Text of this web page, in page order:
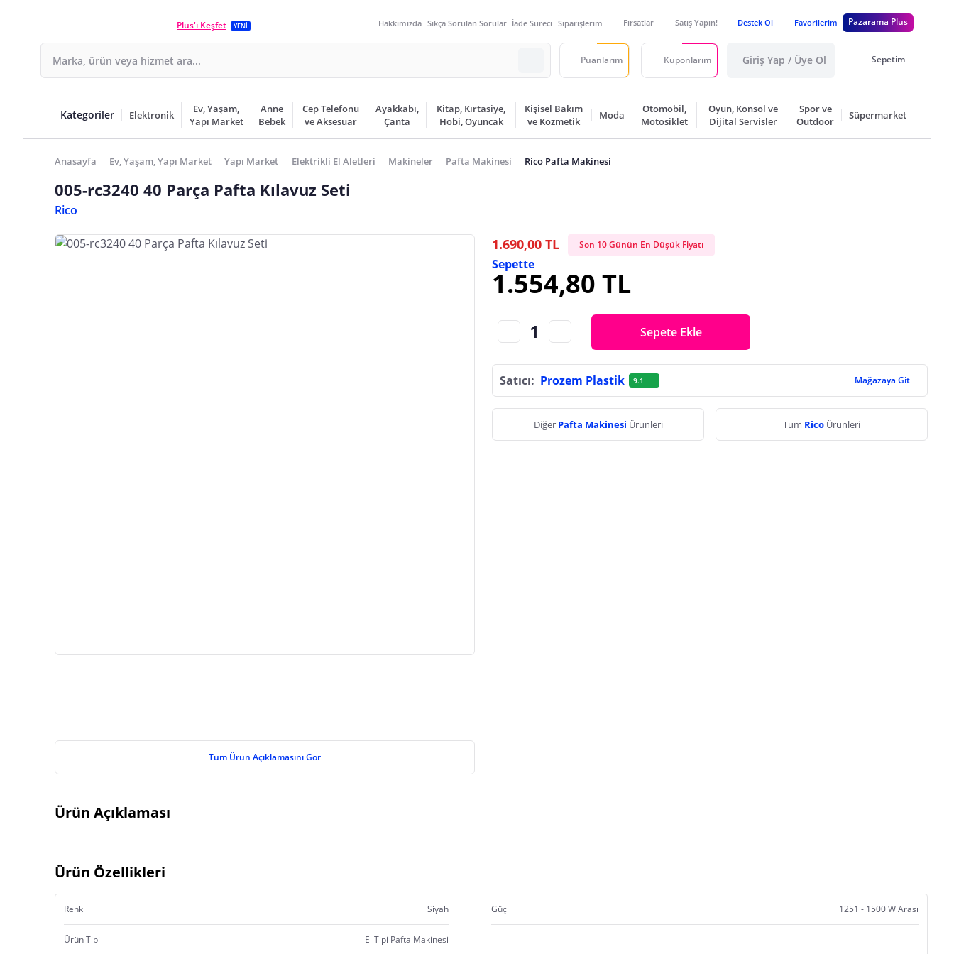
Plus'ı Keşfet YENİ Hakkımızda Sıkça Sorulan Sorular İade Süreci Siparişlerim Fırsatlar Satış Yapın! Destek Ol Favorilerim Pazarama Plus
Puanlarım Kuponlarım Giriş Yap / Üye Ol Sepetim
Kategoriler Elektronik
Ev, Yaşam,
Yapı Market
Anne
Bebek
Cep Telefonu
ve Aksesuar
Ayakkabı,
Çanta
Kitap, Kırtasiye,
Hobi, Oyuncak
Kişisel Bakım
ve Kozmetik
Moda
Otomobil,
Motosiklet
Oyun, Konsol ve
Dijital Servisler
Spor ve
Outdoor
Süpermarket
Anasayfa Ev, Yaşam, Yapı Market Yapı Market Elektrikli El Aletleri Makineler Pafta Makinesi Rico Pafta Makinesi
005-rc3240 40 Parça Pafta Kılavuz Seti
Rico
Tüm Ürün Açıklamasını Gör
1.690,00 TL Son 10 Günün En Düşük Fiyatı
Sepette
1.554,80 TL
Sepete Ekle
Satıcı: Prozem Plastik 9.1 Mağazaya Git
Diğer Pafta Makinesi Ürünleri Tüm Rico Ürünleri
Ürün Açıklaması
Ürün Özellikleri
Renk Siyah Güç 1251 - 1500 W Arası
Ürün Tipi El Tipi Pafta Makinesi